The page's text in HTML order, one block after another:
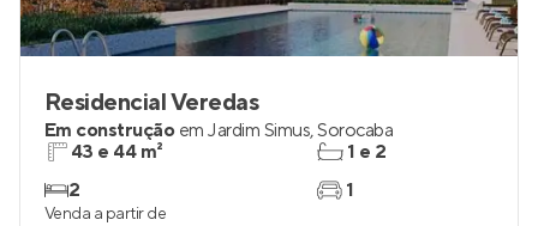
Residencial Veredas
Em construção em Jardim Simus,Sorocaba
43 e 44 m²
2
1 e 2
1
Venda a partir de